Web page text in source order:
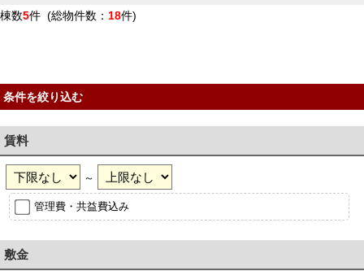
棟数5件 (総物件数： 18件)
条件を絞り込む
賃料
～
管理費・共益費込み
敷金